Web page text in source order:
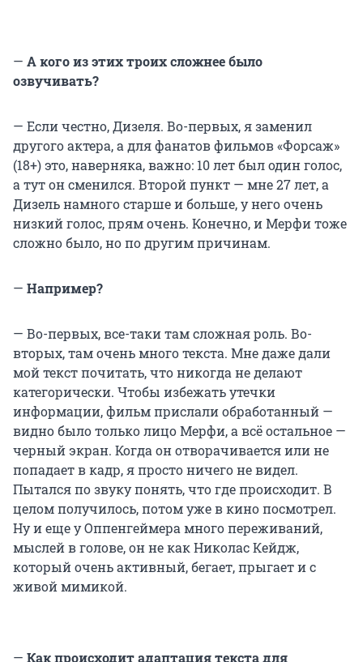
— А кого из этих троих сложнее было
озвучивать?
— Если честно, Дизеля. Во-первых, я заменил
другого актера, а для фанатов фильмов «Форсаж»
(18+) это, наверняка, важно: 10 лет был один голос,
а тут он сменился. Второй пункт — мне 27 лет, а
Дизель намного старше и больше, у него очень
низкий голос, прям очень. Конечно, и Мерфи тоже
сложно было, но по другим причинам.
— Например?
— Во-первых, все-таки там сложная роль. Во-
вторых, там очень много текста. Мне даже дали
мой текст почитать, что никогда не делают
категорически. Чтобы избежать утечки
информации, фильм прислали обработанный —
видно было только лицо Мерфи, а всё остальное —
черный экран. Когда он отворачивается или не
попадает в кадр, я просто ничего не видел.
Пытался по звуку понять, что где происходит. В
целом получилось, потом уже в кино посмотрел.
Ну и еще у Оппенгеймера много переживаний,
мыслей в голове, он не как Николас Кейдж,
который очень активный, бегает, прыгает и с
живой мимикой.
— Как происходит адаптация текста для